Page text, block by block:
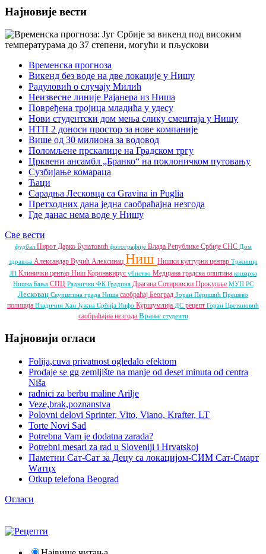
Најновије вести
Временска прогноза
Викенд без воде на две локације у Нишу
Радуловић о случају Милић
Неизвесне линије Рајанера из Ниша
Повређена тројица младића у удесу
Нови студентски дом мења слику смештаја у Нишу
НТП 2 доноси простор за нове компаније
Више од 30 милиона за водовод
Поломљене прскалице на Градском тргу
Црквени ансамбл „Бранко“ на поклоничком путовању
Сузбијање комараца
Ћаци
Сарадња Лесковца са Gravina in Puglia
Претходних дана једна саобраћајна незгода
Где данас нема воде у Нишу
Све вести
фудбал Пирот Дарко Булатовић фотографије Влада Републике Србије СНС Дом
здравља Александар Вучић Алексинац Ниш Нишки културни центар Тржница
ЈП Клинички центар Ниш Коронавирус убиство Медијана градска општина кошарка
Нишка Бања СПЦ Раднички ФК Градина Драгана Сотировски Прокупље МУП РС
Лесковац Скупштина града Ниша саобраћај Београд Зоран Перишић Прешево
полиција Владичин Хан Јужна Србија Инфо Куршумлија ДС рецепт Горан Цветановић
саобраћајна незгода Врање студенти
Најновији огласи
Folija,cuva privatnost ogledalo efektom
Prodaje se gg zemljište na manje od deset minuta od centra
Niša
radnici za berbu maline Arilje
Veze,brak,poznanstva
Polovni delovi Sprinter, Vito, Viano, Krafter, LT
Torte Novi Sad
Potrebna Vam je dodatna zarada?
Potrebni mesari za rad u Sloveniji i Hrvatskoj
Паметни Сат-Сат за Децу са локацијом-СИМ Сат-Смарт
Wатцх
Otkup telefona Beograd
Огласи